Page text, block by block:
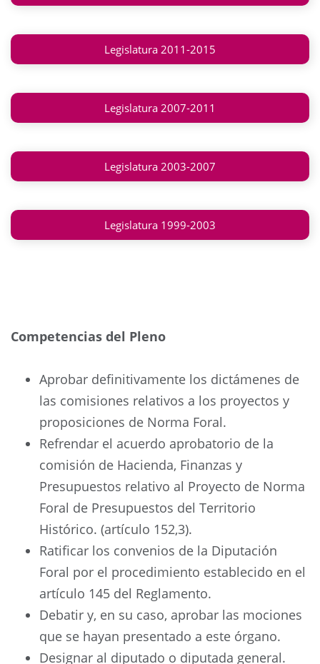
Legislatura 2011-2015
Legislatura 2007-2011
Legislatura 2003-2007
Legislatura 1999-2003
Competencias del Pleno
Aprobar definitivamente los dictámenes de
las comisiones relativos a los proyectos y
proposiciones de Norma Foral.
Refrendar el acuerdo aprobatorio de la
comisión de Hacienda, Finanzas y
Presupuestos relativo al Proyecto de Norma
Foral de Presupuestos del Territorio
Histórico. (artículo 152,3).
Ratificar los convenios de la Diputación
Foral por el procedimiento establecido en el
artículo 145 del Reglamento.
Debatir y, en su caso, aprobar las mociones
que se hayan presentado a este órgano.
Designar al diputado o diputada general.